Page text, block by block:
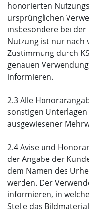
honorierten
ursprünglichen
insbesondere bei der
Nutzung ist nur
Zustimmung durch
genauen
informieren.
2.3 Alle
sonstigen
ausgewiesener
2.4 Avise und
der Angabe der
dem Namen des
werden. Der
informieren, in
Stelle das